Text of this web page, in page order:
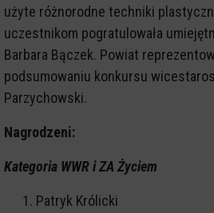
użyte różnorodne techniki
uczestnikom pogratulowała
Barbara Bączek. Powiat
podsumowaniu konkursu
Parzychowski.
Nagrodzeni:
Kategoria WWR i ZA Życiem
Patryk Królicki